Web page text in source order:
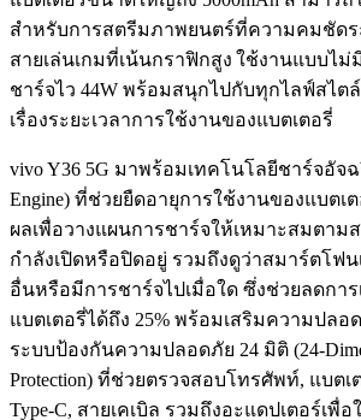
สำหรับการสตรีมภาพยนตร์ที่ความคมชัดร
สายเล่นเกมที่เน้นกราฟิกสูง ใช้งานแบบไม่
ชาร์จไว 44W พร้อมสนุกไปกับทุกไลฟ์สไต
เรื่องระยะเวลาการใช้งานของแบตเตอรี่
vivo Y36 5G มาพร้อมเทคโนโลยีชาร์จอัจฉ
Engine) ที่ช่วยยืดอายุการใช้งานของแบตเ
ผลเพื่อวางแผนการชาร์จให้เหมาะสมตาม
กำลังเปิดหรือปิดอยู่ รวมถึงดูว่าสมาร์ตโฟ
อื่นหรือมีการชาร์จไปเมื่อใด ซึ่งช่วยลดกา
แบตเตอรี่ได้ถึง 25% พร้อมเสริมความปล
ระบบป้องกันความปลอดภัย 24 มิติ (24-
Protection) ที่ช่วยตรวจสอบโทรศัพท์, แบต
Type-C, สายเคเบิล รวมถึงอะแดปเตอร์เพื่